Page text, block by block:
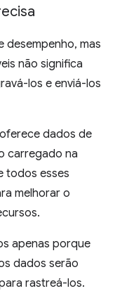
desempenho, mas
não significa
los e enviá-los
oferece dados de
carregado na
todos esses
melhorar o
apenas porque
dados serão
rastreá-los.